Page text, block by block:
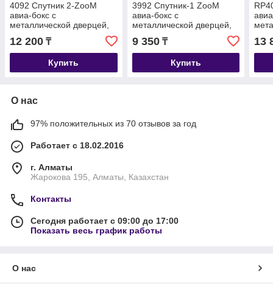
4092 Спутник 2-ZooM
авиа-бокс с
металлической дверцей,
33*49*32см, цвета по
наличию
12 200 ₸
Купить
3992 Спутник-1 ZooM
авиа-бокс с
металлической дверцей,
29*43*27,5см, цвета по
наличию
9 350₸
Купить
по
13
О нас
97% положительных из 70 отзывов за год
Работает с 18.02.2016
г. Алматы
Жарокова 195, Алматы, Казахстан
Контакты
Сегодня работает с 09:00 до 17:00
Показать весь график работы
О нас